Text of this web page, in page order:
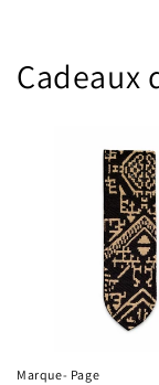
Cadeaux
Marque- Page